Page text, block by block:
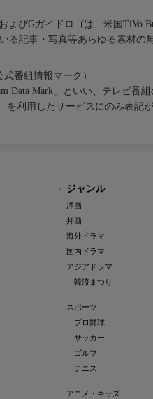
よびGガイドロゴは、米国TiVo
る記事・写真等あらゆる素材の
番組情報マーク）
Data Mark」といい、テレビ番
を利用したサービスにのみ表記
ジャンル
洋画
邦画
海外ドラマ
国内ドラマ
アジアドラマ
韓流まつり
スポーツ
プロ野球
サッカー
ゴルフ
テニス
アニメ・キッズ